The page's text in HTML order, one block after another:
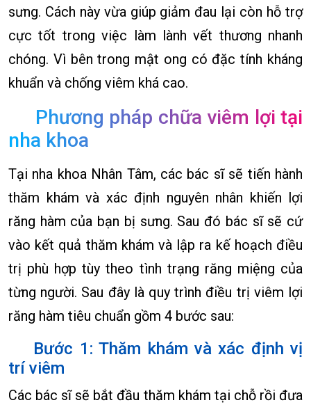
sưng. Cách này vừa giúp giảm đau lại còn hỗ trợ
cực tốt trong việc làm lành vết thương nhanh
chóng. Vì bên trong mật ong có đặc tính kháng
khuẩn và chống viêm khá cao.
Phương pháp chữa viêm lợi tại
nha khoa
Tại nha khoa Nhân Tâm, các bác sĩ sẽ tiến hành
thăm khám và xác định nguyên nhân khiến lợi
răng hàm của bạn bị sưng. Sau đó bác sĩ sẽ cứ
vào kết quả thăm khám và lập ra kế hoạch điều
trị phù hợp tùy theo tình trạng răng miệng của
từng người. Sau đây là quy trình điều trị viêm lợi
răng hàm tiêu chuẩn gồm 4 bước sau:
Bước 1: Thăm khám và xác định vị
trí viêm
Các bác sĩ sẽ bắt đầu thăm khám tại chỗ rồi đưa